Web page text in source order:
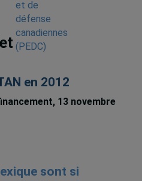
en 2012
13 novembre
sont si